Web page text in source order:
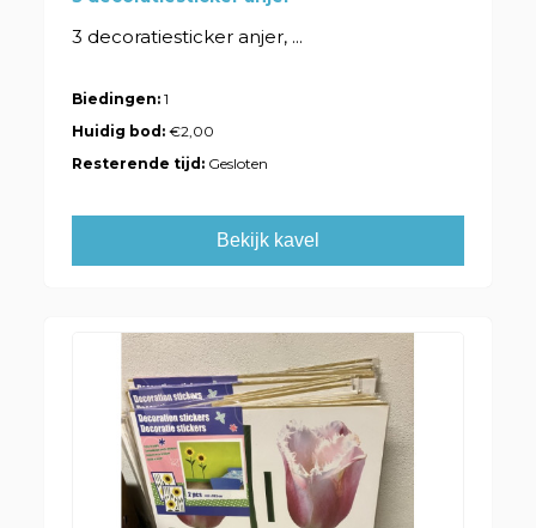
3 decoratiesticker anjer, ...
Biedingen: 1
Huidig bod:€2,00
Resterende tijd: Gesloten
Bekijk kavel